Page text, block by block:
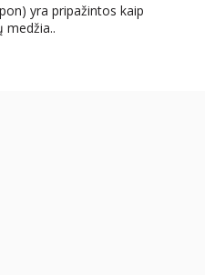
yra pripažintos kaip
medžia..